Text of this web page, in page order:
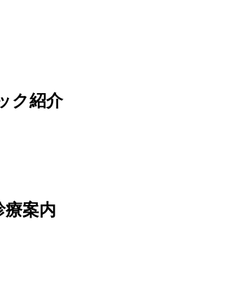
ク紹介
療案内